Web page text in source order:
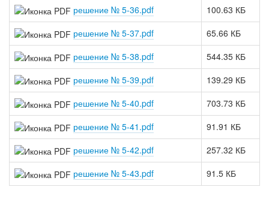
решение № 5-36.pdf
100.63 КБ
решение № 5-37.pdf
65.66 КБ
решение № 5-38.pdf
544.35 КБ
решение № 5-39.pdf
139.29 КБ
решение № 5-40.pdf
703.73 КБ
решение № 5-41.pdf
91.91 КБ
решение № 5-42.pdf
257.32 КБ
решение № 5-43.pdf
91.5 КБ